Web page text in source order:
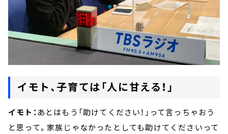
イモト、子育ては「人に甘える！」
イモト： あとはもう「助けてください！」って言っちゃおう
と思って。家族じゃなかったとしても助けてくださいって